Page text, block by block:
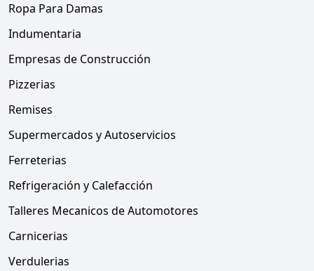
Ropa Para Damas
Indumentaria
Empresas de Construcción
Pizzerias
Remises
Supermercados y Autoservicios
Ferreterias
Refrigeración y Calefacción
Talleres Mecanicos de Automotores
Carnicerias
Verdulerias